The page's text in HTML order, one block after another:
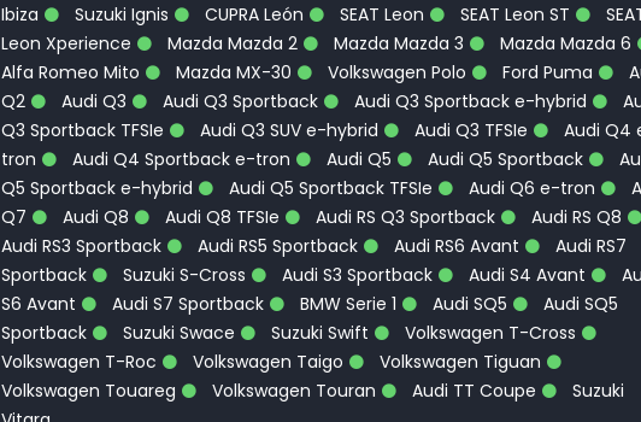
Ibiza
Suzuki Ignis CUPRA León SEAT Leon SEAT Leon ST
Leon Xperience
Mazda Mazda 2 Mazda Mazda 3
Mazda Mazda 6
Alfa Romeo Mito
Mazda MX-30 Volkswagen Polo Ford Puma
Q2
Audi Q3 Audi Q3 Sportback Audi Q3 Sportback e-hybrid
Q3 Sportback TFSIe
Audi Q3 SUV e-hybrid Audi Q3 TFSIe
Audi Q4
tron
Audi Q4 Sportback e-tron Audi Q5 Audi Q5 Sportback
Q5 Sportback e-hybrid
Audi Q5 Sportback TFSIe Audi Q6 e-tron
Q7
Audi Q8 Audi Q8 TFSIe Audi RS Q3 Sportback
Audi RS Q8
Audi RS3 Sportback
Audi RS5 Sportback Audi RS6 Avant
Audi RS7
Sportback
Suzuki S-Cross Audi S3 Sportback Audi S4 Avant
S6 Avant
Audi S7 Sportback BMW Serie 1 Audi SQ5
Audi SQ5
Sportback
Suzuki Swace Suzuki Swift
Volkswagen T-Cross
Volkswagen T-Roc
Volkswagen Taigo
Volkswagen Tiguan
Volkswagen Touareg
Volkswagen Touran Audi TT Coupe
Suzuki